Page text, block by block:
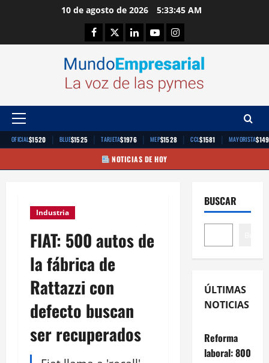
10 de agosto de 2026 5:33:45 AM
Facebook
TwitterLinkedinYoutubeInstagram
Menú
principal
OFICIAL$1520 | BLUE$1525 | TARJETA$1976 | MEP$1528 | CCL$1581 | MAYORISTA
NOTICIAS DE HOY
Industria
FIAT: 500 autos de
la fábrica de
Rattazzi con
defecto buscan
ser recuperados
BUSCAR
ÚLTIMAS
NOTICIAS
Reforma
laboral: 800